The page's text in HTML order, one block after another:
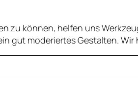
zu können, helfen uns
gut moderiertes Gestalten.